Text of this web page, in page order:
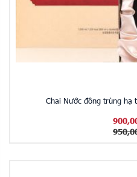
Chai Nước đông trùng hạ